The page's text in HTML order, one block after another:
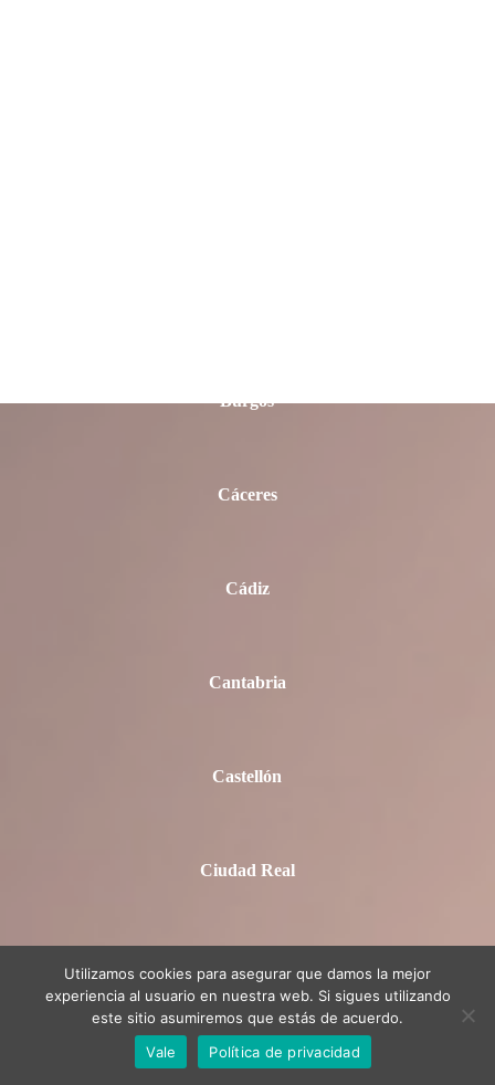
Burgos
Cáceres
Cádiz
Cantabria
Castellón
Ciudad Real
Cuenca
Utilizamos cookies para asegurar que damos la mejor
experiencia al usuario en nuestra web. Si sigues utilizando
este sitio asumiremos que estás de acuerdo.
Vale
Política de privacidad